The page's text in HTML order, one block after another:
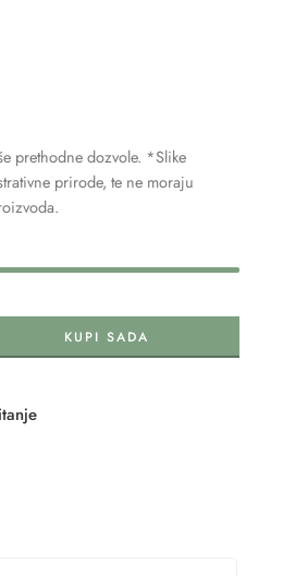
prethodne dozvole. *Slike
prirode, te ne moraju
KUPI SADA